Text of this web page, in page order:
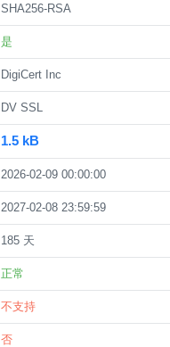
SHA256-RSA
是
DigiCert Inc
DV SSL
1.5 kB
2026-02-09 00:00:00
2027-02-08 23:59:59
185 天
正常
不支持
否